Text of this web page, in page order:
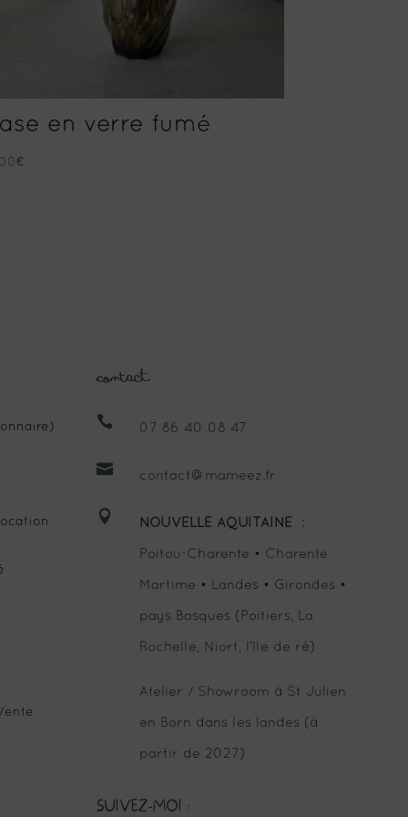
en verre fumé
€
Contact
 07 86 40 08 47
 contact@mameez.fr
 NOUVELLE AQUITAINE :
Poitou-Charente • Charente
Martime • Landes • Girondes •
pays Basques (Poitiers, La
Rochelle, Niort, l’île de ré)
Atelier / Showroom à St Julien
en Born dans les landes (à
partir de 2027)
SUIVEZ-MOI :